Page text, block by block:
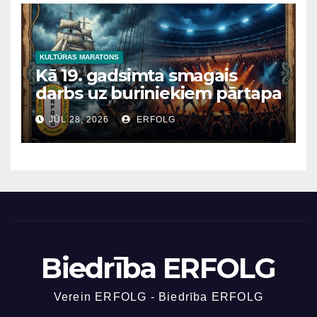
KULTŪRAS MARATONS
Kā 19. gadsimta smagais
darbs uz buriniekiem pārtapa
par stadionu roku un vīrusu
trendiem TikTok?
JŪL 28, 2026 ERFOLG
Biedrība ERFOLG
Verein ERFOLG - Biedrība ERFOLG